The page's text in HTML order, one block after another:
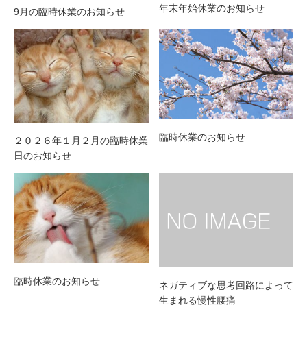
9月の臨時休業のお知らせ 年末年始休業のお知らせ
２０２６年１月２月の臨時休業
日のお知らせ
臨時休業のお知らせ
臨時休業のお知らせ
ネガティブな思考回路によって
生まれる慢性腰痛